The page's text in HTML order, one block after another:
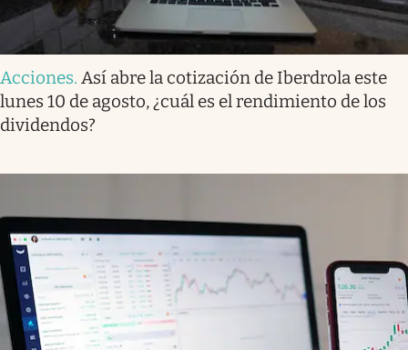
Acciones. Así abre la cotización de Iberdrola este
lunes 10 de agosto, ¿cuál es el rendimiento de los
dividendos?